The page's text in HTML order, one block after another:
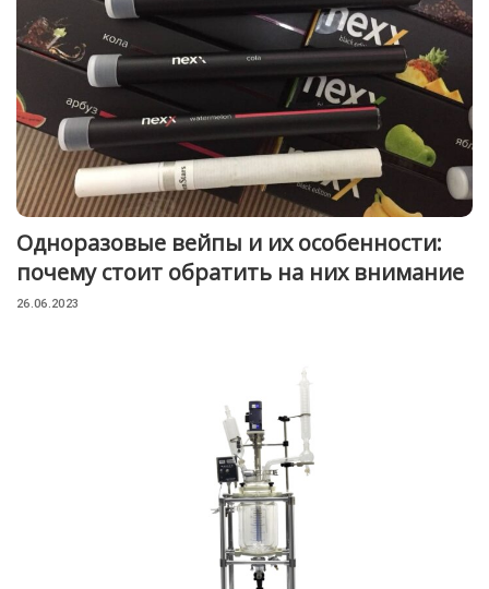
Одноразовые вейпы и их особенности:
почему стоит обратить на них внимание
26.06.2023